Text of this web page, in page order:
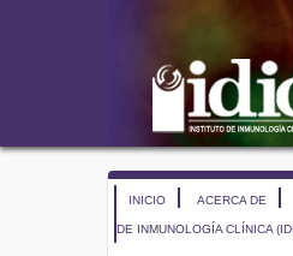
INICIO ACERCA DE
DE INMUNOLOGÍA CLÍNICA